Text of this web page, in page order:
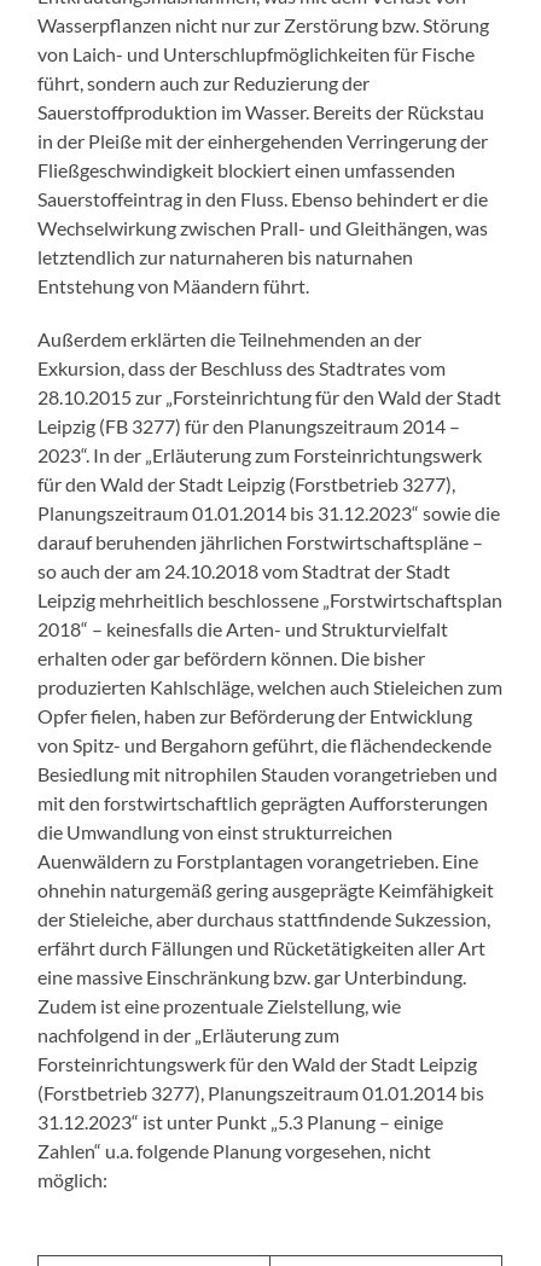
Wasserpflanzen nicht nur zur Zerstörung bzw. Störung
von Laich- und Unterschlupfmöglichkeiten für Fische
führt, sondern auch zur Reduzierung der
Sauerstoffproduktion im Wasser. Bereits der Rückstau
in der Pleiße mit der einhergehenden Verringerung der
Fließgeschwindigkeit blockiert einen umfassenden
Sauerstoffeintrag in den Fluss. Ebenso behindert er die
Wechselwirkung zwischen Prall- und Gleithängen, was
letztendlich zur naturnaheren bis naturnahen
Entstehung von Mäandern führt.
Außerdem erklärten die Teilnehmenden an der
Exkursion, dass der Beschluss des Stadtrates vom
28.10.2015 zur „Forsteinrichtung für den Wald der Stadt
Leipzig (FB 3277) für den Planungszeitraum 2014 –
2023“. In der „Erläuterung zum Forsteinrichtungswerk
für den Wald der Stadt Leipzig (Forstbetrieb 3277),
Planungszeitraum 01.01.2014 bis 31.12.2023“ sowie die
darauf beruhenden jährlichen Forstwirtschaftspläne –
so auch der am 24.10.2018 vom Stadtrat der Stadt
Leipzig mehrheitlich beschlossene „Forstwirtschaftsplan
2018“ – keinesfalls die Arten- und Strukturvielfalt
erhalten oder gar befördern können. Die bisher
produzierten Kahlschläge, welchen auch Stieleichen zum
Opfer fielen, haben zur Beförderung der Entwicklung
von Spitz- und Bergahorn geführt, die flächendeckende
Besiedlung mit nitrophilen Stauden vorangetrieben und
mit den forstwirtschaftlich geprägten Aufforsterungen
die Umwandlung von einst strukturreichen
Auenwäldern zu Forstplantagen vorangetrieben. Eine
ohnehin naturgemäß gering ausgeprägte Keimfähigkeit
der Stieleiche, aber durchaus stattfindende Sukzession,
erfährt durch Fällungen und Rücketätigkeiten aller Art
eine massive Einschränkung bzw. gar Unterbindung.
Zudem ist eine prozentuale Zielstellung, wie
nachfolgend in der „Erläuterung zum
Forsteinrichtungswerk für den Wald der Stadt Leipzig
(Forstbetrieb 3277), Planungszeitraum 01.01.2014 bis
31.12.2023“ ist unter Punkt „5.3 Planung – einige
Zahlen“ u.a. folgende Planung vorgesehen, nicht
möglich: